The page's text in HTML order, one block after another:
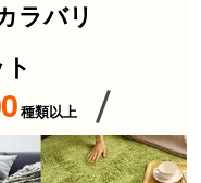
ラバリ
種類以上